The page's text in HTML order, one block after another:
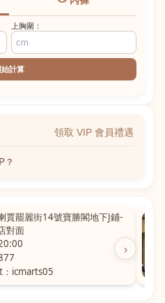
上胸圍：
始計算
領取 VIP 會員禮遇
›
喇賈罷麗街14號寶勝閣地下J鋪-
店對面
20:00
：icmarts05